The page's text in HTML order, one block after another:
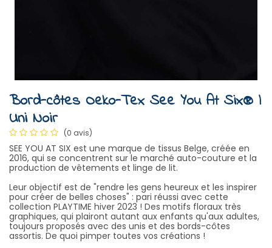
Bord-côtes Oeko-Tex See You At Six® |
Uni Noir
(0 avis)
SEE YOU AT SIX est une marque de tissus Belge, créée en
2016, qui se concentrent sur le marché auto-couture et la
production de vêtements et linge de lit.
Leur objectif est de "rendre les gens heureux et les inspirer
pour créer de belles choses" : pari réussi avec cette
collection PLAYTIME hiver 2023 ! Des motifs floraux très
graphiques, qui plairont autant aux enfants qu'aux adultes,
toujours proposés avec des unis et des bords-côtes
assortis. De quoi pimper toutes vos créations !